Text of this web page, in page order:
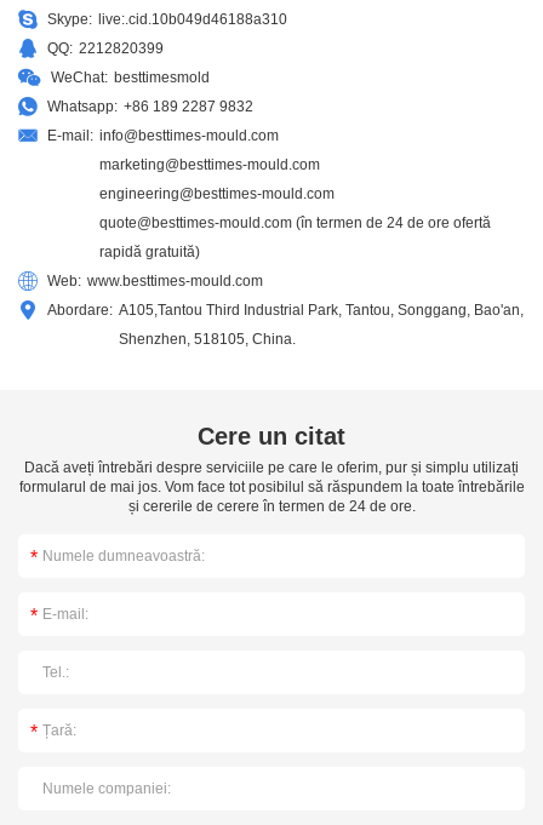
Skype: live:.cid.10b049d46188a310
QQ: 2212820399
WeChat: besttimesmold
Whatsapp: +86 189 2287 9832
E-mail: info@besttimes-mould.com
marketing@besttimes-mould.com
engineering@besttimes-mould.com
quote@besttimes-mould.com (în termen de 24 de ore ofertă
rapidă gratuită)
Web: www.besttimes-mould.com
Abordare: A105,Tantou Third Industrial Park, Tantou, Songgang, Bao'an,
Shenzhen, 518105, China.
Cere un citat
Dacă aveți întrebări despre serviciile pe care le oferim, pur și simplu utilizați
formularul de mai jos. Vom face tot posibilul să răspundem la toate întrebările
și cererile de cerere în termen de 24 de ore.